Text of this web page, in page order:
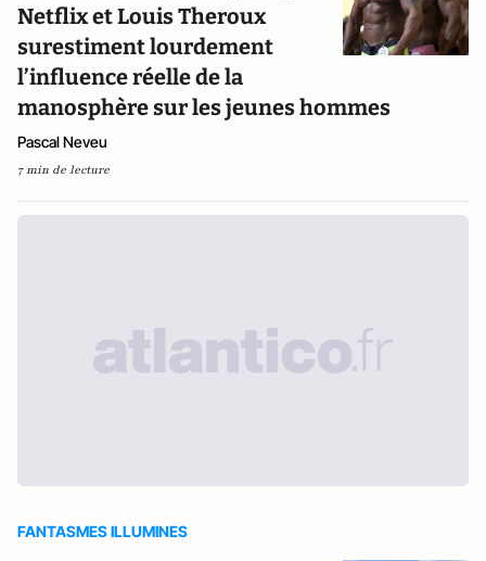
Netflix et Louis Theroux
surestiment lourdement
l’influence réelle de la
manosphère sur les jeunes hommes
Pascal Neveu
7 min de lecture
FANTASMES ILLUMINES